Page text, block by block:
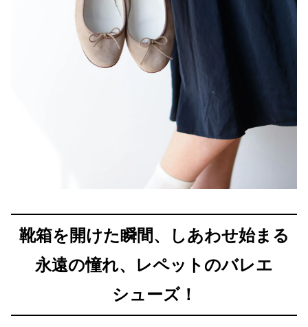
靴箱を開けた瞬間、しあわせ始まる
永遠の憧れ、レペットのバレエ
シューズ！